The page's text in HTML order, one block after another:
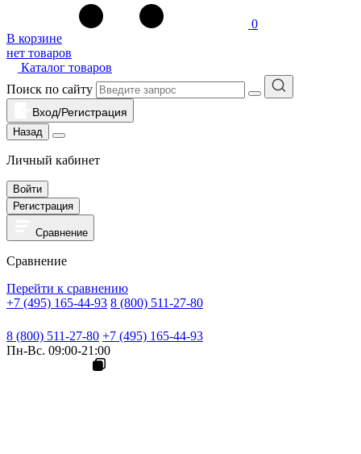
0
В корзине
нет товаров
Каталог товаров
Поиск по сайту
Вход/Регистрация
Назад
Личный кабинет
Войти
Регистрация
Сравнение
Сравнение
Перейти к сравнению
+7 (495) 165-44-93 8 (800) 511-27-80
8 (800) 511-27-80 +7 (495) 165-44-93
Пн-Вс. 09:00-21:00